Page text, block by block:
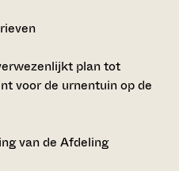
plan tot
voor de urnentuin op de
van de Afdeling